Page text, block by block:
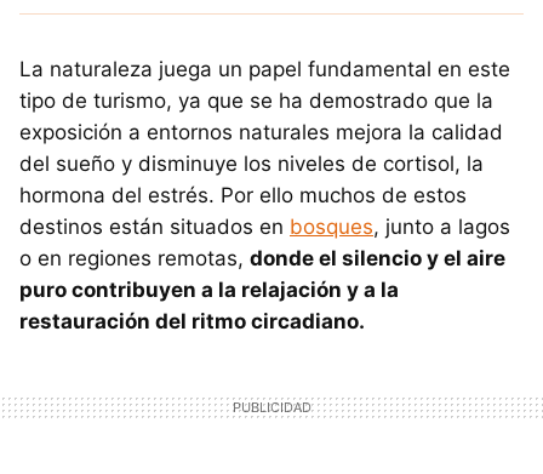
La naturaleza juega un papel fundamental en este
tipo de turismo, ya que se ha demostrado que la
exposición a entornos naturales mejora la calidad
del sueño y disminuye los niveles de cortisol, la
hormona del estrés. Por ello muchos de estos
destinos están situados en bosques, junto a lagos
o en regiones remotas, donde el silencio y el aire
puro contribuyen a la relajación y a la
restauración del ritmo circadiano.